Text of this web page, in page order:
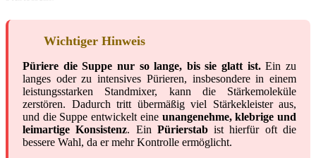
Wichtiger Hinweis
Püriere die Suppe nur so lange, bis sie glatt ist.Ein zu
langes oder zu intensives Pürieren, insbesondere in einem
leistungsstarken Standmixer, kann die Stärkemoleküle
zerstören. Dadurch tritt übermäßig viel Stärkekleister aus,
und die Suppe entwickelt eine unangenehme, klebrige und
leimartige Konsistenz. Ein Pürierstabist hierfür oft die
bessere Wahl, da er mehr Kontrolle ermöglicht.